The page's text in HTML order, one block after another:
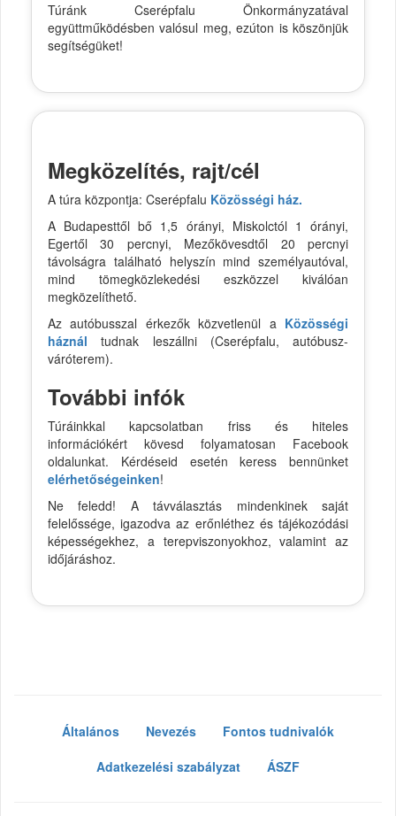
Túránk Cserépfalu Önkormányzatával
együttműködésben valósul meg, ezúton is köszönjük
segítségüket!
Megközelítés, rajt/cél
A túra központja: Cserépfalu Közösségi ház.
A Budapesttől bő 1,5 órányi, Miskolctól 1 órányi,
Egertől 30 percnyi, Mezőkövesdtől 20 percnyi
távolságra található helyszín mind személyautóval,
mind tömegközlekedési eszközzel kiválóan
megközelíthető.
Az autóbusszal érkezők közvetlenül a Közösségi
háznál tudnak leszállni (Cserépfalu, autóbusz-
váróterem).
További infók
Túráinkkal kapcsolatban friss és hiteles
információkért kövesd folyamatosan Facebook
oldalunkat. Kérdéseid esetén keress bennünket
elérhetőségeinken!
Ne feledd! A távválasztás mindenkinek saját
felelőssége, igazodva az erőnléthez és tájékozódási
képességekhez, a terepviszonyokhoz, valamint az
időjáráshoz.
Általános Nevezés
Fontos tudnivalók
Adatkezelési szabályzat
ÁSZF